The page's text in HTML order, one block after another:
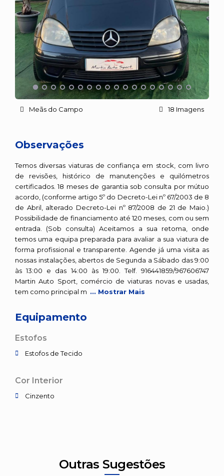
Meãs do Campo 18 Imagens
Observações
Temos diversas viaturas de confiança em stock, com livro
de revisões, histórico de manutenções e quilómetros
certificados. 18 meses de garantia sob consulta por mútuo
acordo, (conforme artigo 5º do Decreto-Lei nº 67/2003 de 8
de Abril, alterado Decreto-Lei nº 87/2008 de 21 de Maio.)
Possibilidade de financiamento até 120 meses, com ou sem
entrada. (Sob consulta) Aceitamos a sua retoma, onde
temos uma equipa preparada para avaliar a sua viatura de
forma profissional e transparente. Agende já uma visita as
nossas instalações, abertos de Segunda a Sábado das 9:00
às 13:00 e das 14:00 às 19:00. Telf. 916441859/967606747
Martin Auto Sport, comércio de viaturas novas e usadas,
tem como principal m ... Mostrar Mais
Equipamento
Estofos
Estofos de Tecido
Cor Interior
Cinzento
Outras Sugestões